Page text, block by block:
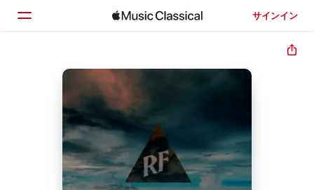
サインイン
ホーム
見つける
検索